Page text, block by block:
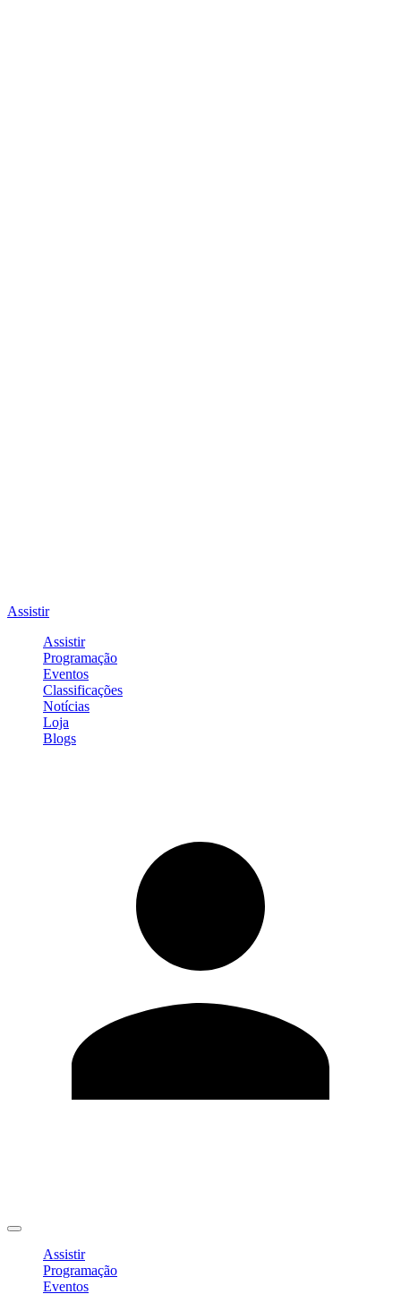
Assistir
Assistir
Programação
Eventos
Classificações
Notícias
Loja
Blogs
Assistir
Programação
Eventos